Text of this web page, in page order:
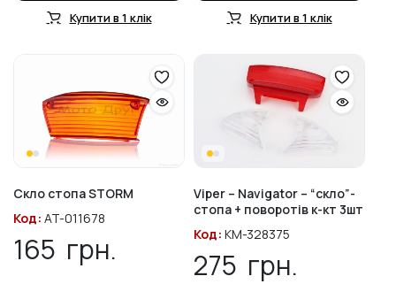
Купити в 1 клік Купити в 1 клік
Скло стопа STORM
Код: AT-011678
165 грн.
Viper – Navigator – “скло”-
стопа + поворотів к-кт 3шт
Код: KM-328375
275 грн.